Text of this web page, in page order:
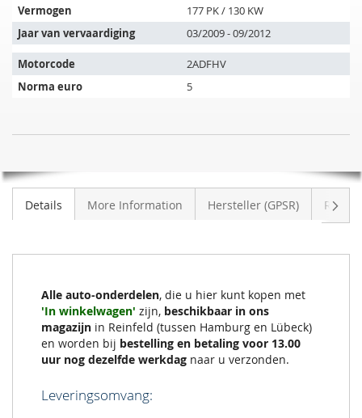
volgende
voertuigen:
Vermogen
177 PK / 130 KW
Jaar van vervaardiging
03/2009 - 09/2012
Motorcode
2ADFHV
Norma euro
5
TOYOTA
Auris
2.2
ADE15
ZRE15
NDE15)
VOORRAAD
Details More Information Hersteller (GPSR)
Alle auto-onderdelen, die u hier kunt kopen met
'In winkelwagen' zijn, beschikbaar in ons
magazijn in Reinfeld (tussen Hamburg en Lübeck)
en worden bij bestelling en betaling voor 13.00
uur nog dezelfde werkdag naar u verzonden.
Leveringsomvang: